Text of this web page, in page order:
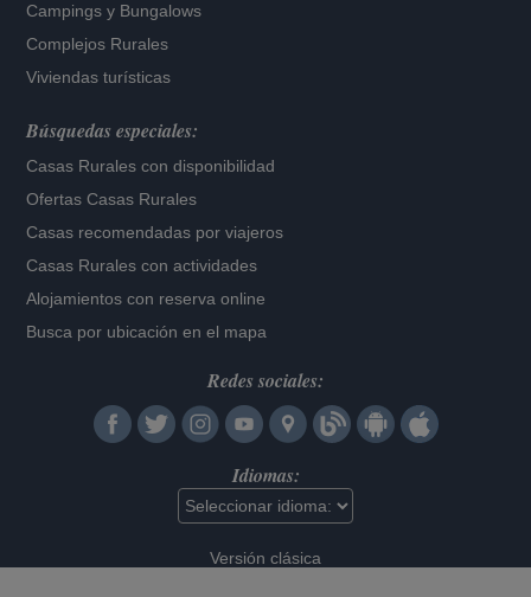
Campings y Bungalows
Complejos Rurales
Viviendas turísticas
Búsquedas especiales:
Casas Rurales con disponibilidad
Ofertas Casas Rurales
Casas recomendadas por viajeros
Casas Rurales con actividades
Alojamientos con reserva online
Busca por ubicación en el mapa
Redes sociales:
Idiomas:
Versión clásica